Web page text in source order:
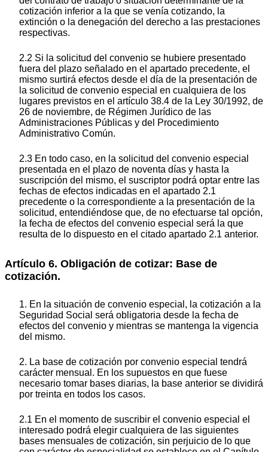
cotización inferior a la que se venía cotizando, la
extinción o la denegación del derecho a las prestaciones
respectivas.
2.2 Si la solicitud del convenio se hubiere presentado
fuera del plazo señalado en el apartado precedente, el
mismo surtirá efectos desde el día de la presentación de
la solicitud de convenio especial en cualquiera de los
lugares previstos en el artículo 38.4 de la Ley 30/1992, de
26 de noviembre, de Régimen Jurídico de las
Administraciones Públicas y del Procedimiento
Administrativo Común.
2.3 En todo caso, en la solicitud del convenio especial
presentada en el plazo de noventa días y hasta la
suscripción del mismo, el suscriptor podrá optar entre las
fechas de efectos indicadas en el apartado 2.1
precedente o la correspondiente a la presentación de la
solicitud, entendiéndose que, de no efectuarse tal opción,
la fecha de efectos del convenio especial será la que
resulta de lo dispuesto en el citado apartado 2.1 anterior.
Artículo 6. Obligación de cotizar: Base de
cotización.
1. En la situación de convenio especial, la cotización a la
Seguridad Social será obligatoria desde la fecha de
efectos del convenio y mientras se mantenga la vigencia
del mismo.
2. La base de cotización por convenio especial tendrá
carácter mensual. En los supuestos en que fuese
necesario tomar bases diarias, la base anterior se dividirá
por treinta en todos los casos.
2.1 En el momento de suscribir el convenio especial el
interesado podrá elegir cualquiera de las siguientes
bases mensuales de cotización, sin perjuicio de lo que